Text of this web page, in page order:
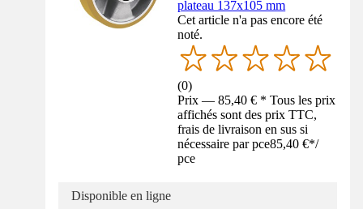
plateau 137x105 mm
Cet article n'a pas encore été
noté.
(0)
Prix — 85,40 € * Tous les prix
affichés sont des prix TTC,
frais de livraison en sus si
nécessaire par pce85,40 €*/
pce
Disponible en ligne